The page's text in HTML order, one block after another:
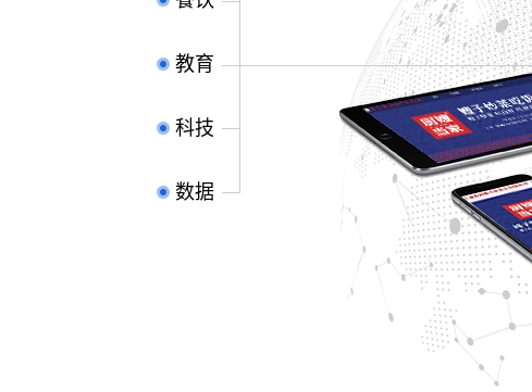
教育
科技
数据